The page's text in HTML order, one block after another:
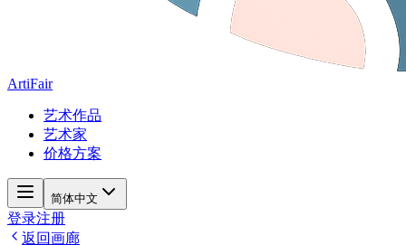
ArtiFair
艺术作品
艺术家
价格方案
简体中文
登录注册
返回画廊